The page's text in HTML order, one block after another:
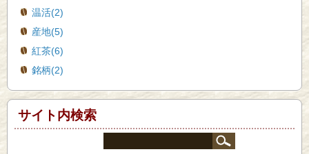
温活(2)
産地(5)
紅茶(6)
銘柄(2)
サイト内検索